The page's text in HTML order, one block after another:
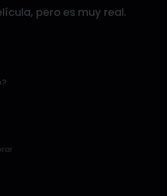
pero es muy real.